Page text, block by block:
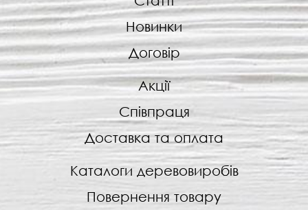
Новинки
Договір
Акції
Співпраця
Доставка та оплата
Каталоги деревовиробів
Повернення товару